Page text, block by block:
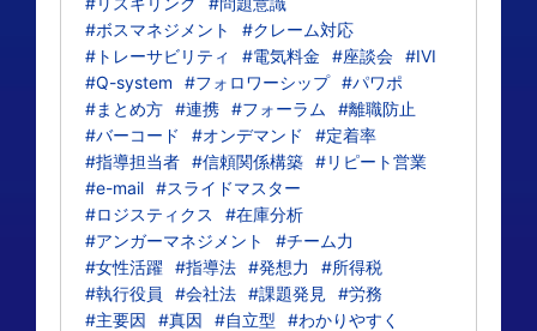
#ボスマネジメント
#クレーム対応
#トレーサビリティ
#電気料金 #座談会 #IVI
#Q-system
#フォロワーシップ #パワポ
#まとめ方 #連携 #フォーラム
#離職防止
#バーコード
#オンデマンド
#定着率
#指導担当者 #信頼関係構築 #リピート営業
#e-mail #スライドマスター
#ロジスティクス
#在庫分析
#アンガーマネジメント
#チーム力
#女性活躍 #指導法 #発想力
#所得税
#執行役員
#会社法 #課題発見
#労務
#主要因
#真因 #自立型
#わかりやすく